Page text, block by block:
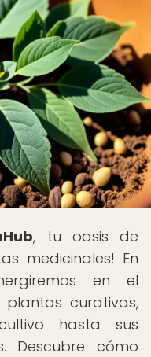
, tu oasis de
medicinales! En
en el
curativas,
hasta sus
Descubre cómo